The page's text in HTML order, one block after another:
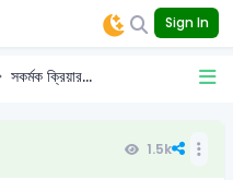
Sign In
সকর্মক ক্রিয়ার...
1.5k